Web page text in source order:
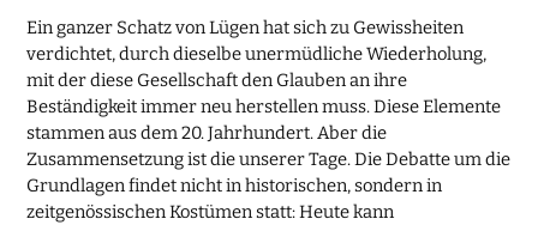
Ein ganzer Schatz von Lügen hat sich zu Gewissheiten
verdichtet, durch dieselbe unermüdliche Wiederholung,
mit der diese Gesellschaft den Glauben an ihre
Beständigkeit immer neu herstellen muss. Diese Elemente
stammen aus dem 20. Jahrhundert. Aber die
Zusammensetzung ist die unserer Tage. Die Debatte um die
Grundlagen findet nicht in historischen, sondern in
zeitgenössischen Kostümen statt: Heute kann